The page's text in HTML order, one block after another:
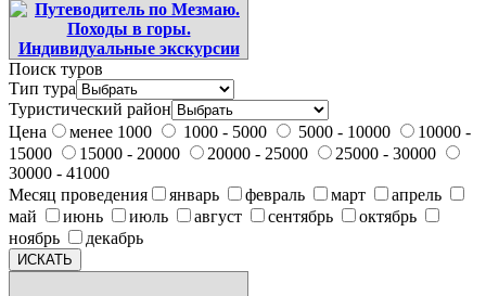
Поиск туров
Тип тура
Туристический район
Цена
менее 1000 1000 - 5000 5000 - 10000
10000 -
15000
15000 - 20000 20000 - 25000
25000 - 30000
30000 - 41000
Месяц проведения
январь февраль март
апрель
май
июнь июль август сентябрь
октябрь
ноябрь
декабрь